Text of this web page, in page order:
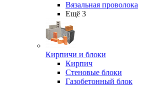
Вязальная проволока
Ещё 3
Кирпичи и блоки
Кирпич
Стеновые блоки
Газобетонный блок